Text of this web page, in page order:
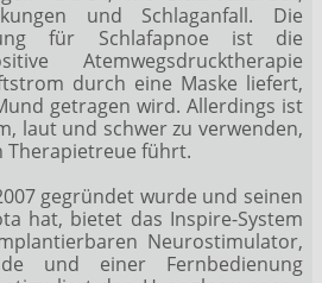
und Schlaganfall. Die
für Schlafapnoe ist die
Atemwegsdrucktherapie
durch eine Maske liefert,
getragen wird. Allerdings ist
laut und schwer zu verwenden,
Therapietreue führt.
gegründet wurde und seinen
hat, bietet das Inspire-System
Neurostimulator,
und einer Fernbedienung